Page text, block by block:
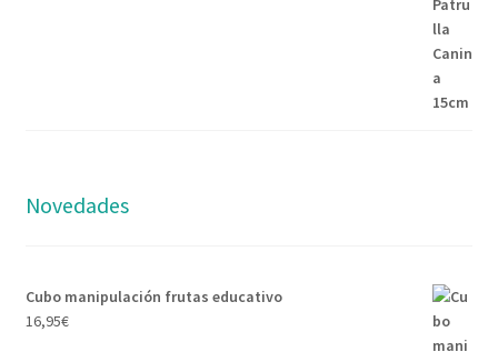
Novedades
Cubo manipulación frutas educativo
16,95€